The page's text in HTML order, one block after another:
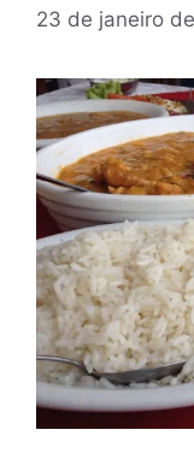
23 de janeiro